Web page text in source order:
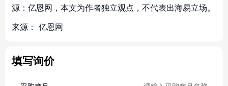
源：亿恩网，本文为作者独立观点，不代表出海易立场。
来源： 亿恩网
填写询价